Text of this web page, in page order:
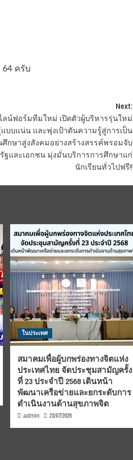
64 ครับ
Next:
น์ฟอร์มทีมใหม่ เปิดตัวผู้บริหารรุ่นใหม่
บบแน่น และพุ่งเป้าดันความรู้สู่การเป็น
กษาสู่งสังคมอย่างสร้างสรรค์พรอมจับ
และเอกชน มุ่งมั่นบริการการศึกษาแก่
นักเรียนทั่วไปฟรี!!
ในประเทศ
สมาคมเพื่อผู้บกพร่องทางจิตแห่ง
ประเทศไทย จัดประชุมสามัญครั้ง
ที่ 23 ประจำปี 2568 เดินหน้า
พัฒนาเครือข่ายและยกระดับการ
ดำเนินงานด้านสุขภาพจิต
admin 23/07/2026